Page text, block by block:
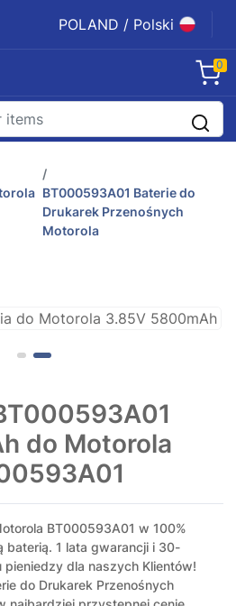
POLAND / Polski
0
BT000593A01 Baterie do
Drukarek Przenośnych
Motorola
do Motorola
BT000593A01 w 100%
baterią. 1 lata gwarancji i 30-
dla naszych Klientów!
do Drukarek Przenośnych